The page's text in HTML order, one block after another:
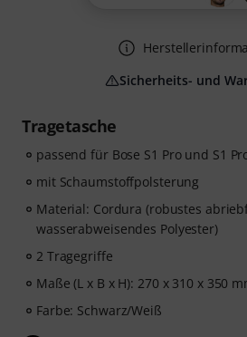
Tragetasche
passend für Bose S1 Pro und S1
mit Schaumstoffpolsterung
Material: Cordura (robustes
wasserabweisendes Polyester)
2 Tragegriffe
Maße (L x B x H): 270 x 310 x 350
Farbe: Schwarz/Weiß
Sicherheits- und